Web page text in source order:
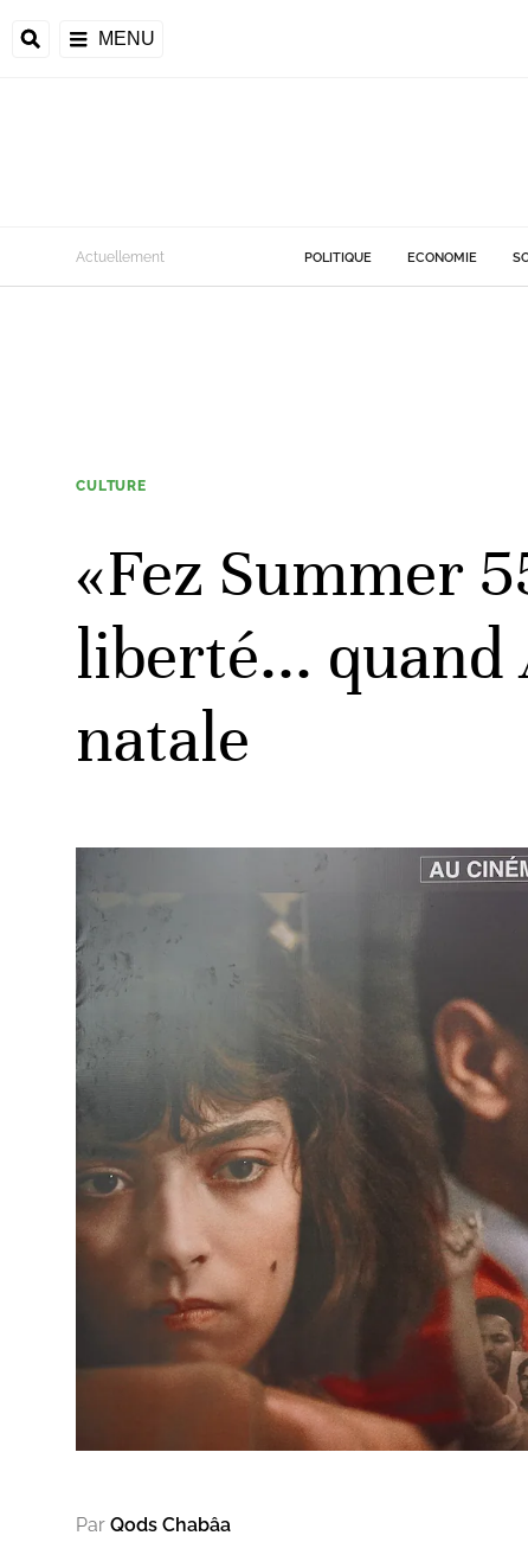
MENU
Actuellement POLITIQUE ECONOMIE
CULTURE
«Fez Summer
liberté... quand
natale
Par Qods Chabâa